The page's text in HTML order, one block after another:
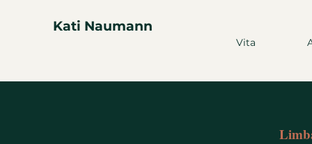
Kati Naumann
Vita